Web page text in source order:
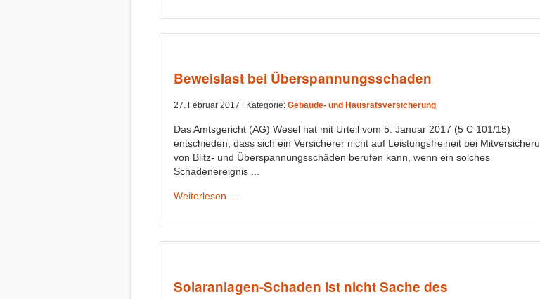
Beweislast bei Überspannungsschaden
27. Februar 2017 | Kategorie: Gebäude- und Hausratsversicherung
Das Amtsgericht (AG) Wesel hat mit Urteil vom 5. Januar 2017 (5 C 101/15)
entschieden, dass sich ein Versicherer nicht auf Leistungsfreiheit bei
von Blitz- und Überspannungsschäden berufen kann, wenn ein solches
Schadenereignis ...
Weiterlesen …
Solaranlagen-Schaden ist nicht Sache des